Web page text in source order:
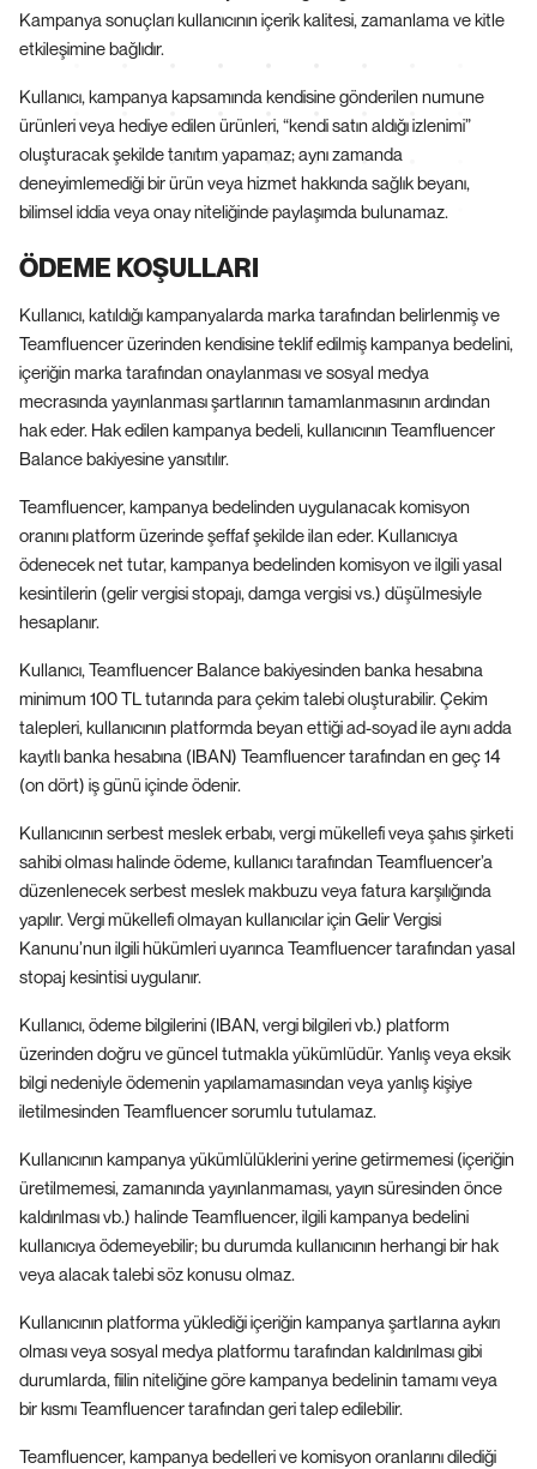
Kampanya sonuçları kullanıcının içerik kalitesi, zamanlama ve kitle
etkileşimine bağlıdır.
Kullanıcı, kampanya kapsamında kendisine gönderilen numune
ürünleri veya hediye edilen ürünleri, “kendi satın aldığı izlenimi”
oluşturacak şekilde tanıtım yapamaz; aynı zamanda
deneyimlemediği bir ürün veya hizmet hakkında sağlık beyanı,
bilimsel iddia veya onay niteliğinde paylaşımda bulunamaz.
ÖDEME KOŞULLARI
Kullanıcı, katıldığı kampanyalarda marka tarafından belirlenmiş ve
Teamfluencer üzerinden kendisine teklif edilmiş kampanya bedelini,
içeriğin marka tarafından onaylanması ve sosyal medya
mecrasında yayınlanması şartlarının tamamlanmasının ardından
hak eder. Hak edilen kampanya bedeli, kullanıcının Teamfluencer
Balance bakiyesine yansıtılır.
Teamfluencer, kampanya bedelinden uygulanacak komisyon
oranını platform üzerinde şeffaf şekilde ilan eder. Kullanıcıya
ödenecek net tutar, kampanya bedelinden komisyon ve ilgili yasal
kesintilerin (gelir vergisi stopajı, damga vergisi vs.) düşülmesiyle
hesaplanır.
Kullanıcı, Teamfluencer Balance bakiyesinden banka hesabına
minimum 100 TL tutarında para çekim talebi oluşturabilir. Çekim
talepleri, kullanıcının platformda beyan ettiği ad-soyad ile aynı adda
kayıtlı banka hesabına (IBAN) Teamfluencer tarafından en geç 14
(on dört) iş günü içinde ödenir.
Kullanıcının serbest meslek erbabı, vergi mükellefi veya şahıs şirketi
sahibi olması halinde ödeme, kullanıcı tarafından Teamfluencer’a
düzenlenecek serbest meslek makbuzu veya fatura karşılığında
yapılır. Vergi mükellefi olmayan kullanıcılar için Gelir Vergisi
Kanunu’nun ilgili hükümleri uyarınca Teamfluencer tarafından yasal
stopaj kesintisi uygulanır.
Kullanıcı, ödeme bilgilerini (IBAN, vergi bilgileri vb.) platform
üzerinden doğru ve güncel tutmakla yükümlüdür. Yanlış veya eksik
bilgi nedeniyle ödemenin yapılamamasından veya yanlış kişiye
iletilmesinden Teamfluencer sorumlu tutulamaz.
Kullanıcının kampanya yükümlülüklerini yerine getirmemesi (içeriğin
üretilmemesi, zamanında yayınlanmaması, yayın süresinden önce
kaldırılması vb.) halinde Teamfluencer, ilgili kampanya bedelini
kullanıcıya ödemeyebilir; bu durumda kullanıcının herhangi bir hak
veya alacak talebi söz konusu olmaz.
Kullanıcının platforma yüklediği içeriğin kampanya şartlarına aykırı
olması veya sosyal medya platformu tarafından kaldırılması gibi
durumlarda, fiilin niteliğine göre kampanya bedelinin tamamı veya
bir kısmı Teamfluencer tarafından geri talep edilebilir.
Teamfluencer, kampanya bedelleri ve komisyon oranlarını dilediği